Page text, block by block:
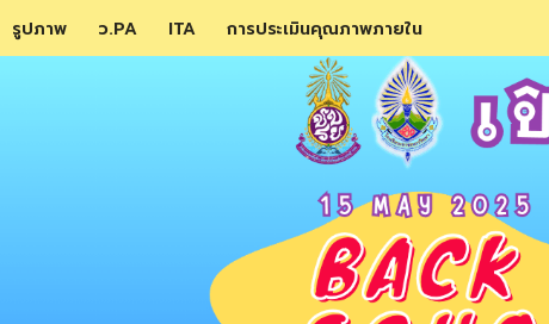
รูปภาพ ว.PA ITA การประเมินคุณภาพภายใน